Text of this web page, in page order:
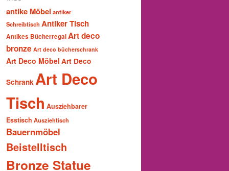
antike Möbel antiker
Schreibtisch Antiker Tisch
Antikes BücherregalArt deco
bronze Art deco bücherschrank
Art Deco Möbel Art Deco
Schrank Art Deco
Tisch Ausziehbarer
Esstisch Ausziehtisch
Bauernmöbel
Beistelltisch
Bronze Statue